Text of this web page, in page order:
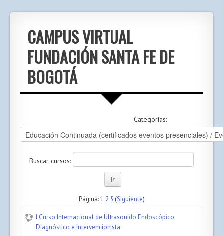
CAMPUS VIRTUAL
FUNDACIÓN SANTA FE DE
BOGOTÁ
Categorías:
Buscar cursos:
Página:1 2 3 (Siguiente)
I Curso Internacional de Ultrasonido Endoscópico
Diagnóstico e Intervencionista